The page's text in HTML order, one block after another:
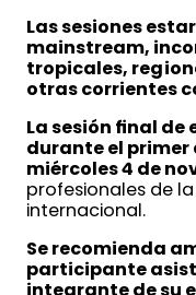
Las sesiones
mainstream,
tropicales,
otras corrientes
La sesión final
durante el primer
miércoles 4 de
profesionales de
internacional.
Se recomienda
participante
integrante de su